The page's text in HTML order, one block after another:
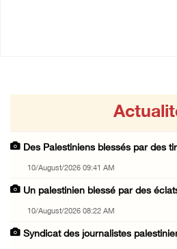
Des Palestiniens blessés par des
10/August/2026 09:41 AM
Un palestinien blessé par des
10/August/2026 08:22 AM
Syndicat des journalistes